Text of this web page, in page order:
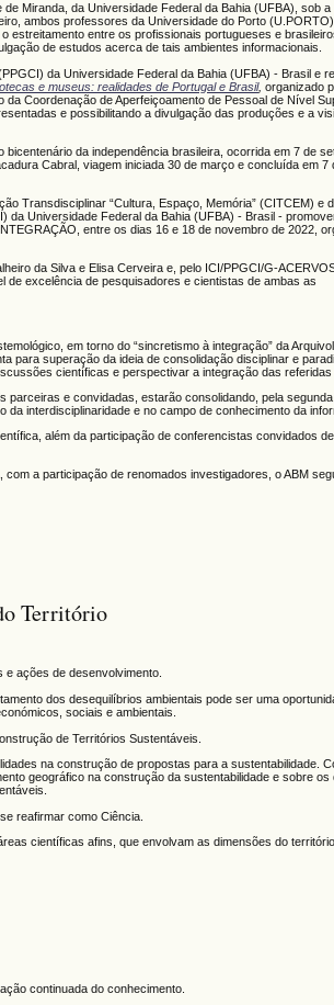
Miranda, da Universidade Federal da Bahia (UFBA), sob a
ambos professores da Universidade do Porto
estreitamento entre os profissionais portugueses e
de estudos acerca de tais ambientes informacionais.
da Universidade Federal da Bahia (UFBA) - Brasil e
e museus: realidades de Portugal e Brasil,organizado
Coordenação de Aperfeiçoamento de Pessoal de Nível
e possibilitando a divulgação das produções e a
bicentenário da independência brasileira, ocorrida em 7 de
Cabral, viagem iniciada 30 de março e concluída em 7
Transdisciplinar “Cultura, Espaço, Memória” (CITCEM) e
Universidade Federal da Bahia (UFBA) - Brasil -
entre os dias 16 e 18 de novembro de 2022,
da Silva e Elisa Cerveira e, pelo ICI/PPGCI/G-
de excelência de pesquisadores e cientistas de ambas as
em torno do “sincretismo à integração” da
para superação da ideia de consolidação disciplinar e
científicas e perspectivar a integração das referidas
parceiras e convidadas, estarão consolidando, pela
interdisciplinaridade e no campo de conhecimento da
além da participação de conferencistas convidados de
a participação de renomados investigadores, o ABM
Território
ações de desenvolvimento.
dos desequilíbrios ambientais pode ser uma
sociais e ambientais.
de Territórios Sustentáveis.
na construção de propostas para a sustentabilidade.
geográfico na construção da sustentabilidade e sobre os
reafirmar como Ciência.
científicas afins, que envolvam as dimensões do
continuada do conhecimento.